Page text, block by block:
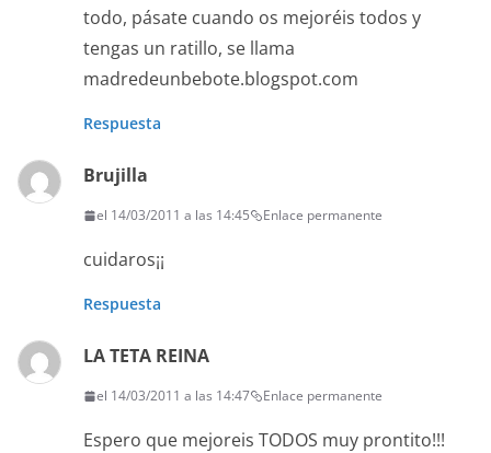
todo, pásate cuando os mejoréis todos y
tengas un ratillo, se llama
madredeunbebote.blogspot.com
Respuesta
Brujilla
el 14/03/2011 a las 14:45 Enlace permanente
cuidaros¡¡
Respuesta
LA TETA REINA
el 14/03/2011 a las 14:47 Enlace permanente
Espero que mejoreis TODOS muy prontito!!!